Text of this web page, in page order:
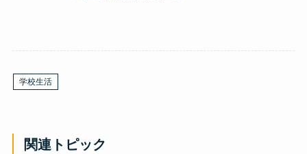
学校生活
関連トピック